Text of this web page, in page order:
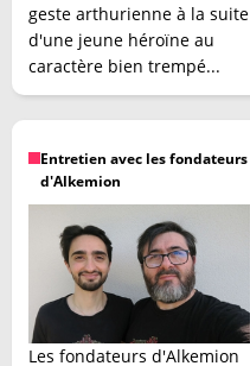
geste arthurienne à la suite
d'une jeune héroïne au
caractère bien trempé...
Entretien avec les fondateurs
d'Alkemion
Les fondateurs d'Alkemion